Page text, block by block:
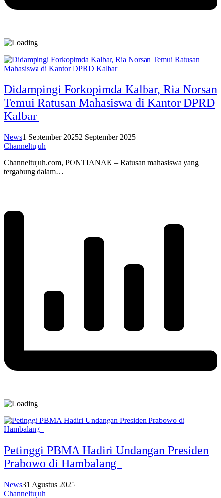
Didampingi Forkopimda Kalbar, Ria Norsan
Temui Ratusan Mahasiswa di Kantor DPRD
Kalbar
News1 September 20252 September 2025
Channeltujuh
Channeltujuh.com, PONTIANAK – Ratusan mahasiswa yang
tergabung dalam…
Petinggi PBMA Hadiri Undangan Presiden
Prabowo di Hambalang
News31 Agustus 2025
Channeltujuh